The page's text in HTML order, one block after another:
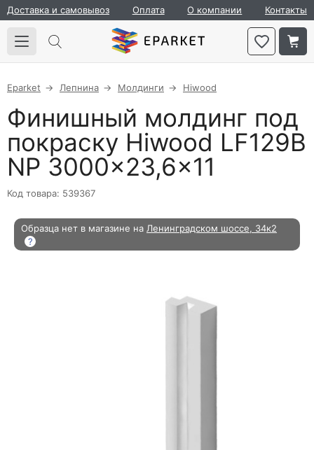
Доставка и самовывоз Оплата О компании Контакты
Eparket Лепнина Молдинги Hiwood
Финишный молдинг под
покраску Hiwood LF129B
NP 3000×23,6×11
Код товара: 539367
Образца нет в магазине на Ленинградском шоссе, 34к2
?